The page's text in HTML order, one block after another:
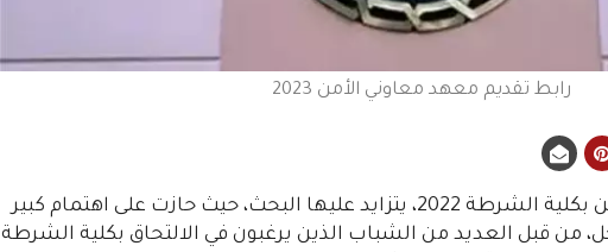
رابط تقديم معهد معاوني الأمن 2023
شروط الضباط المتخصصين بكلية الشرطة 2022، يتزايد عليها البحث، حيث حازت على اهتمام كبير
من قبل العديد من الشباب الذين يرغبون في الالتحاق بكلية الشرطة